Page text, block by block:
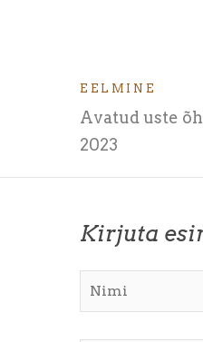
EELMINE
Avatud uste
2023
Kirjuta